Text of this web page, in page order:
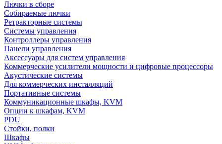
Лючки в сборе
Собираемые лючки
Ретракторные системы
Системы управления
Контроллеры управления
Панели управления
Аксессуары для систем управления
Коммерческие усилители мощности и цифровые процессоры
Акустические системы
Для коммерческих инсталляций
Портативные системы
Коммуникационные шкафы, KVM
Опции к шкафам, KVM
PDU
Стойки, полки
Шкафы